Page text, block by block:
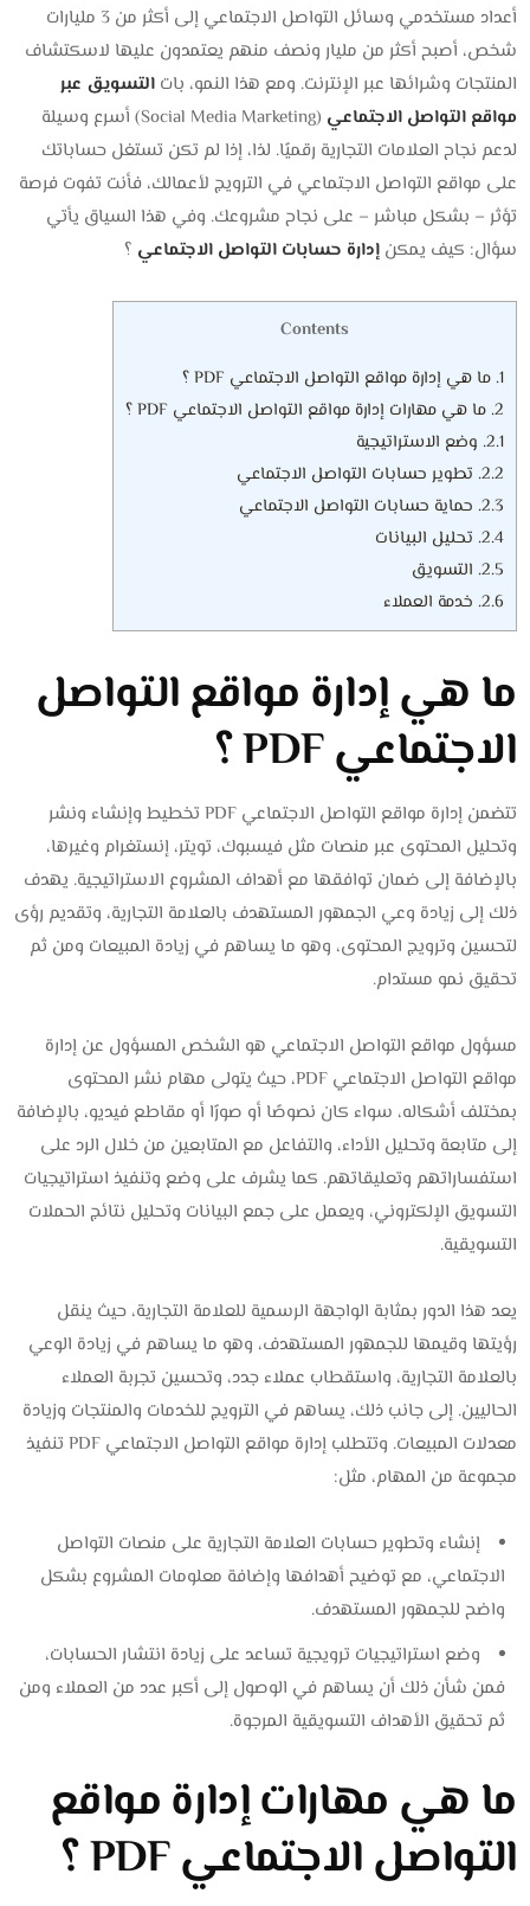
أعداد مستخدمي وسائل التواصل الاجتماعي إلى أكثر من 3 مليارات
شخص، أصبح أكثر من مليار ونصف منهم يعتمدون عليها لاسكتشاف
المنتجات وشرائها عبر الإنترنت. ومع هذا النمو، باتالتسويق عبر
مواقع التواصل الاجتماعي
(Social Media Marketing) أسرع وسيلة
لدعم نجاح العلامات التجارية رقميًا. لذا، إذا لم تكن تستغل حساباتك
على مواقع التواصل الاجتماعي في الترويج لأعمالك، فأنت تفوت فرصة
تؤثر – بشكل مباشر – على نجاح مشروعك. وفي هذا السياق يأتي
سؤال: كيف يمكنإدارة حسابات التواصل الاجتماعي ؟
Contents
1. ما هي إدارة مواقع التواصل الاجتماعي PDF ؟
2. ما هي مهارات إدارة مواقع التواصل الاجتماعي PDF ؟
2.1. وضع الاستراتيجية
2.2. تطوير حسابات التواصل الاجتماعي
2.3. حماية حسابات التواصل الاجتماعي
2.4. تحليل البيانات
2.5. التسويق
2.6. خدمة العملاء
ما هي إدارة مواقع التواصل
الاجتماعي PDF ؟
تتضمن إدارة مواقع التواصل الاجتماعي PDF تخطيط وإنشاء ونشر
وتحليل المحتوى عبر منصات مثل فيسبوك، تويتر، إنستغرام وغيرها،
بالإضافة إلى ضمان توافقها مع أهداف المشروع الاستراتيجية. يهدف
ذلك إلى زيادة وعي الجمهور المستهدف بالعلامة التجارية، وتقديم رؤى
لتحسين وترويج المحتوى، وهو ما يساهم في زيادة المبيعات ومن ثم
تحقيق نمو مستدام.
مسؤول مواقع التواصل الاجتماعي هو الشخص المسؤول عن إدارة
مواقع التواصل الاجتماعي PDF، حيث يتولى مهام نشر المحتوى
بمختلف أشكاله، سواء كان نصوصًا أو صورًا أو مقاطع فيديو، بالإضافة
إلى متابعة وتحليل الأداء، والتفاعل مع المتابعين من خلال الرد على
استفساراتهم وتعليقاتهم. كما يشرف على وضع وتنفيذ استراتيجيات
التسويق الإلكتروني، ويعمل على جمع البيانات وتحليل نتائج الحملات
التسويقية.
يعد هذا الدور بمثابة الواجهة الرسمية للعلامة التجارية، حيث ينقل
رؤيتها وقيمها للجمهور المستهدف، وهو ما يساهم في زيادة الوعي
بالعلامة التجارية، واستقطاب عملاء جدد، وتحسين تجربة العملاء
الحاليين. إلى جانب ذلك، يساهم في الترويج للخدمات والمنتجات وزيادة
معدلات المبيعات. وتتطلب إدارة مواقع التواصل الاجتماعي PDF تنفيذ
مجموعة من المهام، مثل:
إنشاء وتطوير حسابات العلامة التجارية على منصات التواصل
الاجتماعي، مع توضيح أهدافها وإضافة معلومات المشروع بشكل
واضح للجمهور المستهدف.
وضع استراتيجيات ترويجية تساعد على زيادة انتشار الحسابات،
فمن شأن ذلك أن يساهم في الوصول إلى أكبر عدد من العملاء ومن
ثم تحقيق الأهداف التسويقية المرجوة.
ما هي مهارات إدارة مواقع
التواصل الاجتماعي PDF ؟